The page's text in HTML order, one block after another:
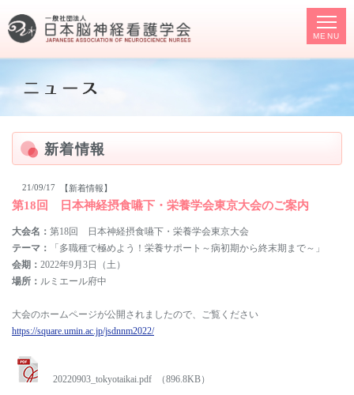
新着情報
21/09/17 【新着情報】
第18回 日本神経摂食嚥下・栄養学会東京大会のご案内
大会名： 第18回 日本神経摂食嚥下・栄養学会東京大会
テーマ：
「多職種で極めよう！栄養サポート～病初期から終末期まで～」
会期： 2022年9月3日（土）
場所： ルミエール府中
大会のホームページが公開されましたので、ご覧ください
https://square.umin.ac.jp/jsdnnm2022/
20220903_tokyotaikai.pdf （896.8KB）
MENU